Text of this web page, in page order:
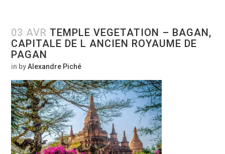
03 AVR TEMPLE VEGETATION – BAGAN,
CAPITALE DE L ANCIEN ROYAUME DE
PAGAN
in byAlexandre Piché